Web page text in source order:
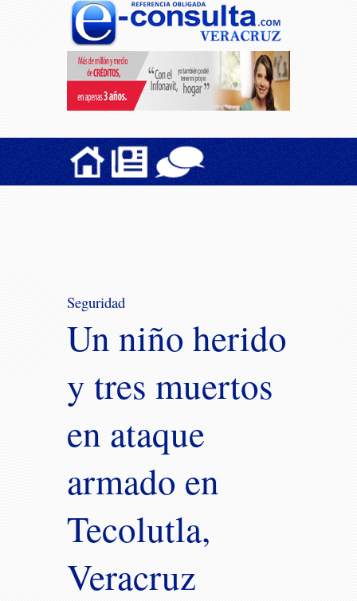
Seguridad
Un niño herido
y tres muertos
en ataque
armado en
Tecolutla,
Veracruz